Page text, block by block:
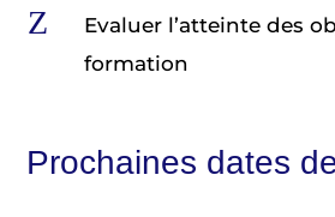
Z
Evaluer l’atteinte des
formation
Prochaines dates